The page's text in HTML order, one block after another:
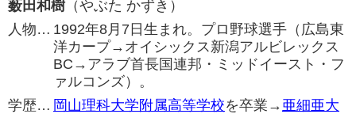
薮田和樹（やぶた かずき）
人物… 1992年8月7日生まれ。プロ野球選手（広島東
洋カープ→オイシックス新潟アルビレックス
BC→アラブ首長国連邦・ミッドイースト・フ
ァルコンズ）。
学歴… 岡山理科大学附属高等学校を卒業→ 亜細亜大